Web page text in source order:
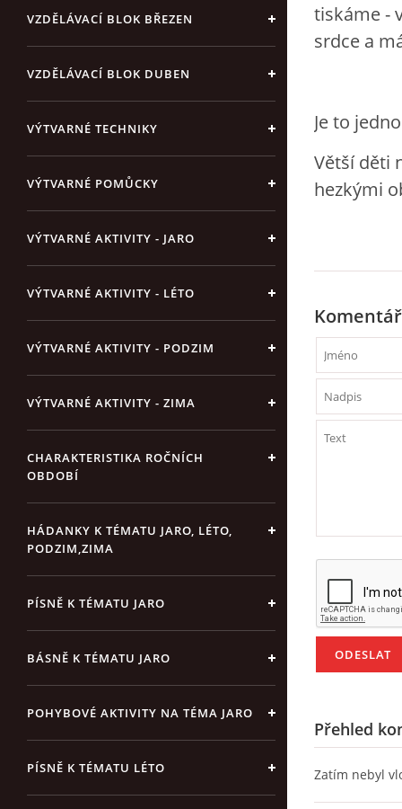
VZDĚLÁVACÍ BLOK BŘEZEN
VZDĚLÁVACÍ BLOK DUBEN
VÝTVARNÉ TECHNIKY
VÝTVARNÉ POMŮCKY
VÝTVARNÉ AKTIVITY - JARO
VÝTVARNÉ AKTIVITY - LÉTO
VÝTVARNÉ AKTIVITY - PODZIM
VÝTVARNÉ AKTIVITY - ZIMA
CHARAKTERISTIKA ROČNÍCH
OBDOBÍ
HÁDANKY K TÉMATU JARO, LÉTO,
PODZIM,ZIMA
PÍSNĚ K TÉMATU JARO
BÁSNĚ K TÉMATU JARO
POHYBOVÉ AKTIVITY NA TÉMA JARO
PÍSNĚ K TÉMATU LÉTO
tiskáme -
srdce a
Je to
Větší děti
hezkými
Přehled
Zatím nebyl